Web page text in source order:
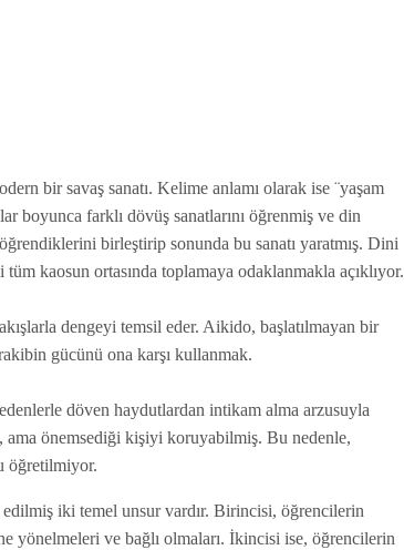
bir savaş sanatı. Kelime anlamı olarak ise ¨yaşam
boyunca farklı dövüş sanatlarını öğrenmiş ve din
birleştirip sonunda bu sanatı yaratmış. Dini
kaosun ortasında toplamaya odaklanmakla açıklıyor.
dengeyi temsil eder. Aikido, başlatılmayan bir
gücünü ona karşı kullanmak.
döven haydutlardan intikam alma arzusuyla
ama önemsediği kişiyi koruyabilmiş. Bu nedenle,
öğretilmiyor.
iki temel unsur vardır. Birincisi, öğrencilerin
yönelmeleri ve bağlı olmaları. İkincisi ise, öğrencilerin